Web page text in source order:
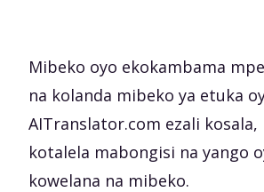
Mibeko oyo ekokambama
na kolanda mibeko ya etuka
AITranslator.com ezali kosala,
kotalela mabongisi na yango
kowelana na mibeko.